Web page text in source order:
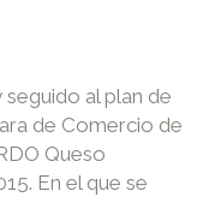
al plan de
de Comercio de
Queso
En el que se